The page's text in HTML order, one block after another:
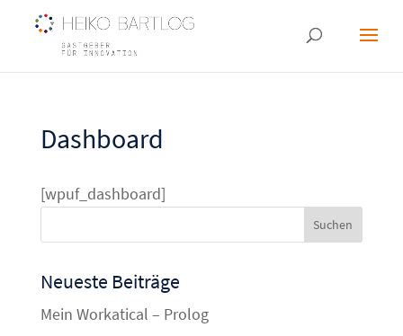
Dashboard
[wpuf_dashboard]
Neueste Beiträge
Mein Workatical – Prolog